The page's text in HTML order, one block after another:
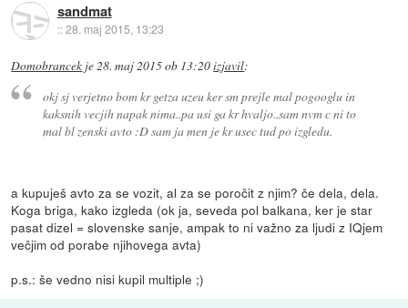
sandmat
::28. maj 2015, 13:23
Domobrancek je28. maj 2015 ob 13:20izjavil:
okj sj verjetno bom kr getza uzeu ker sm prejle mal pogooglu in
kaksnih vecjih napak nima..pa usi ga kr hvaljo..sam nvm c ni to
mal bl zenski avto :D sam ja men je kr usec tud po izgledu.
a kupuješ avto za se vozit, al za se poročit z njim? če dela, dela.
Koga briga, kako izgleda (ok ja, seveda pol balkana, ker je star
pasat dizel = slovenske sanje, ampak to ni važno za ljudi z IQjem
večjim od porabe njihovega avta)
p.s.: še vedno nisi kupil multiple ;)